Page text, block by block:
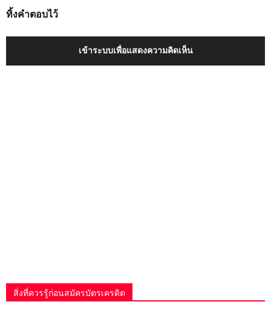
ทิ้งคำตอบไว้
เข้าระบบเพื่อแสดงความคิดเห็น
สิ่งที่ควรรู้ก่อนสมัครบัตรเครดิต